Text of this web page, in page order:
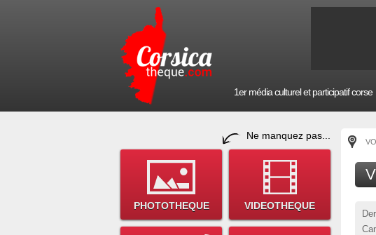
1er média culturel et participatif corse
Ne manquez pas...
PHOTOTHEQUE VIDEOTHEQUE